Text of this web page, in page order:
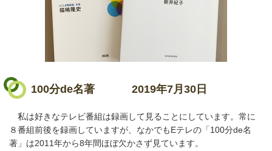
100分de名著 2019年7月30日
私は好きなテレビ番組は録画して見ることにしています。常に
８番組前後を録画していますが、なかでもEテレの「100分de名
著」は2011年から8年間ほぼ欠かさず見ています。